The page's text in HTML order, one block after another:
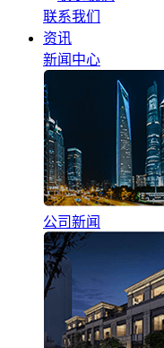
联系我们
资讯
新闻中心
公司新闻